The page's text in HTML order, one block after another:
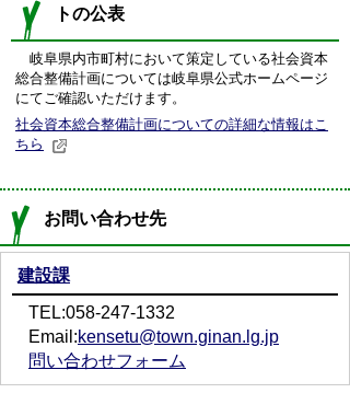
トの公表
岐阜県内市町村において策定している社会資本
総合整備計画については岐阜県公式ホームページ
にてご確認いただけます。
社会資本総合整備計画についての詳細な情報はこ
ちら
お問い合わせ先
建設課
TEL:058-247-1332
Email:kensetu@town.ginan.lg.jp
問い合わせフォーム